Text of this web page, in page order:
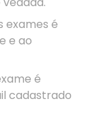
exames é
e ao
é
cadastrado